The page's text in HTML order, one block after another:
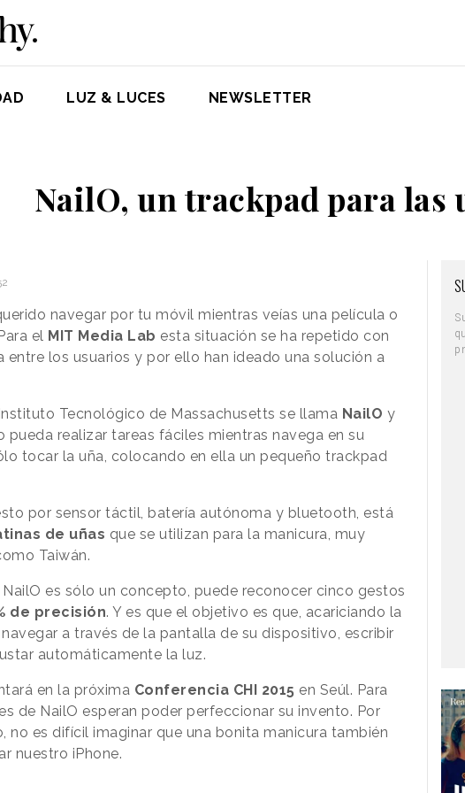
LUZ & LUCES NEWSLETTER
NailO, un trackpad para las
navegar por tu móvil mientras veías una película o
el MIT Media Lab esta situación se ha repetido con
entre los usuarios y por ello han ideado una solución a
Tecnológico de Massachusetts se llama NailO y
pueda realizar tareas fáciles mientras navega en su
tocar la uña, colocando en ella un pequeño trackpad
por sensor táctil, batería autónoma y bluetooth, está
de uñas que se utilizan para la manicura, muy
Taiwán.
es sólo un concepto, puede reconocer cinco gestos
de precisión. Y es que el objetivo es que, acariciando la
a través de la pantalla de su dispositivo, escribir
automáticamente la luz.
en la próxima Conferencia CHI 2015 en Seúl. Para
de NailO esperan poder perfeccionar su invento. Por
no es difícil imaginar que una bonita manicura también
nuestro iPhone.